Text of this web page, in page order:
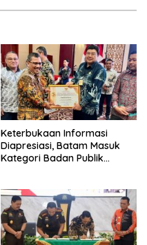
Keterbukaan Informasi
Diapresiasi, Batam Masuk
Kategori Badan Publik